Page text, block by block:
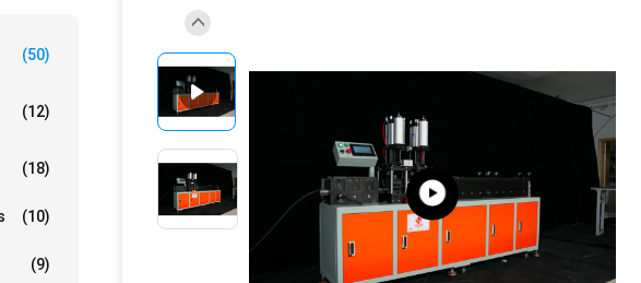
(50)
(12)
(18)
(10)
(9)